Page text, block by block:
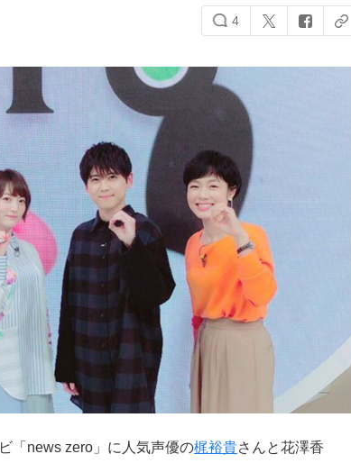
4
「news zero」に人気声優の梶裕貴さんと花澤香